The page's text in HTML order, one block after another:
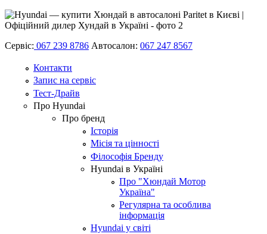
Сервіс: 067 239 8786 Автосалон: 067 247 8567
Контакти
Запис на сервіс
Тест-Драйв
Про Hyundai
Про бренд
Історія
Місія та цінності
Філософія Бренду
Hyundai в Україні
Про "Хюндай Мотор
Україна"
Регулярна та особлива
інформація
Hyundai у світі